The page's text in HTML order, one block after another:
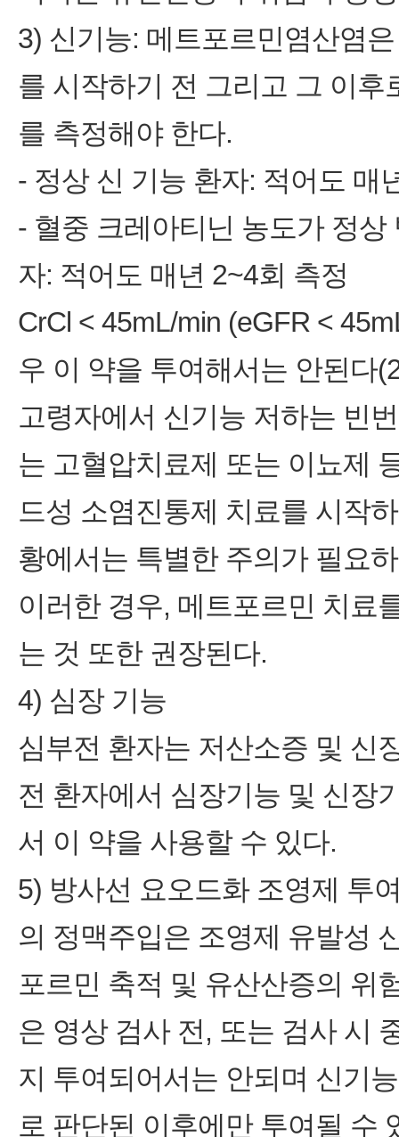
3) 신기능: 메트포르민염산염
를 시작하기 전 그리고 그 이
를 측정해야 한다.
‑ 정상 신 기능 환자: 적어도 매
‑ 혈중 크레아티닌 농도가 정
자: 적어도 매년 2~4회 측정
CrCl ˂ 45mL/min (eGFR ˂
우 이 약을 투여해서는 안된다
고령자에서 신기능 저하는 빈
는 고혈압치료제 또는 이뇨제
드성 소염진통제 치료를 시작
황에서는 특별한 주의가 필요
이러한 경우, 메트포르민 치료
는 것 또한 권장된다.
4) 심장 기능
심부전 환자는 저산소증 및 신
전 환자에서 심장기능 및 신장
서 이 약을 사용할 수 있다.
5) 방사선 요오드화 조영제 투
의 정맥주입은 조영제 유발성
포르민 축적 및 유산산증의 위
은 영상 검사 전, 또는 검사 시
지 투여되어서는 안되며 신기
로 판단된 이후에만 투여될 수